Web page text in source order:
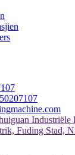
Industriële
Fuding Stad,